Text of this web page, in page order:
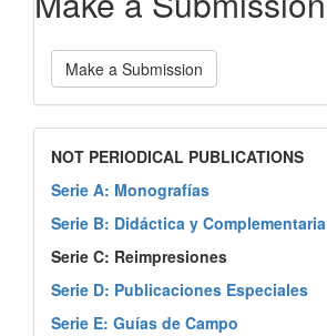
Make a Submission
NOT PERIODICAL PUBLICATIONS
Serie A: Monografías
Serie B: Didáctica y Complementaria
Serie C: Reimpresiones
Serie D: Publicaciones Especiales
Serie E: Guías de Campo